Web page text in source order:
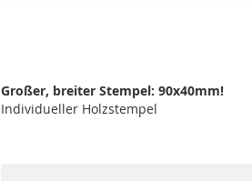
Großer, breiter Stempel: 90x40mm!
Individueller Holzstempel